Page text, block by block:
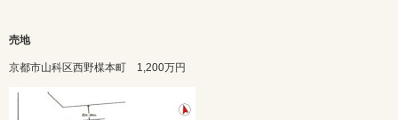
売地
京都市山科区西野楳本町 1,200万円